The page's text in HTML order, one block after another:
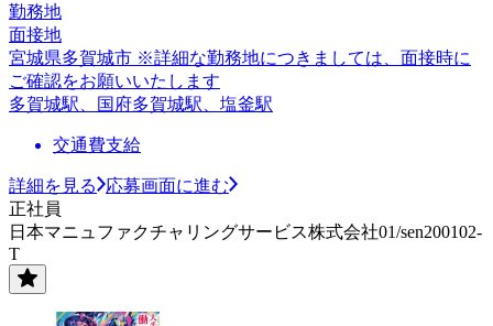
勤務地
面接地
宮城県多賀城市 ※詳細な勤務地につきましては、面接時に
ご確認をお願いいたします
多賀城駅、国府多賀城駅、塩釜駅
交通費支給
詳細を見る
応募画面に進む
正社員
日本マニュファクチャリングサービス株式会社01/sen200102-
T